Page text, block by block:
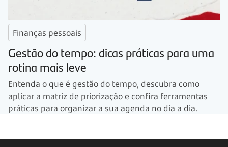
Finanças pessoais
Gestão do tempo: dicas práticas para uma
rotina mais leve
Entenda o que é gestão do tempo, descubra como
aplicar a matriz de priorização e confira ferramentas
práticas para organizar a sua agenda no dia a dia.